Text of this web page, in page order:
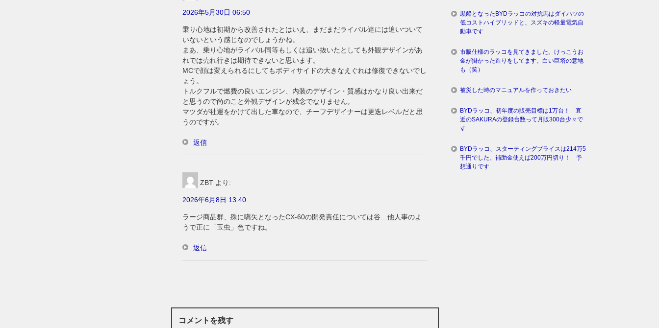
2026年5月30日 06:50
乗り心地は初期から改善されたとはいえ、まだまだライバル達には追いついて
いないという感じなのでしょうかね。
まあ、乗り心地がライバル同等もしくは追い抜いたとしても外観デザインがあ
れでは売れ行きは期待できないと思います。
MCで顔は変えられるにしてもボディサイドの大きなえぐれは修復できないでし
ょう。
トルクフルで燃費の良いエンジン、内装のデザイン・質感はかなり良い出来だ
と思うので尚のこと外観デザインが残念でなりません。
マツダが社運をかけて出した車なので、チーフデザイナーは更迭レベルだと思
うのですが。
返信
ZBT より:
2026年6月8日 13:40
ラージ商品群、殊に嚆矢となったCX-60の開発責任については谷…他人事のよ
うで正に「玉虫」色ですね。
返信
コメントを残す
黒船となったBYDラッコの対抗馬はダイハツの
低コストハイブリッドと、スズキの軽量電気自
動車です
市販仕様のラッコを見てきました。けっこうお
金が掛かった造りをしてます。白い巨塔の意地
も（笑）
被災した時のマニュアルを作っておきたい
BYDラッコ、初年度の販売目標は1万台！ 直
近のSAKURAの登録台数って月販300台少々で
す
BYDラッコ、スターティングプライスは214万5
千円でした。補助金使えば200万円切り！ 予
想通りです